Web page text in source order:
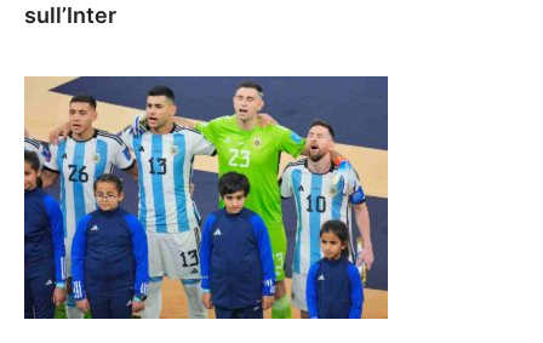
sull’Inter